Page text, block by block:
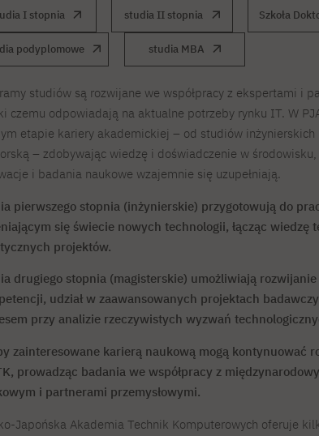
I stopnia studia II stopnia Szkoła
podyplomowe studia MBA
studiów są rozwijane we współpracy z ekspertami i
czemu odpowiadają na aktualne potrzeby rynku IT. W
etapie kariery akademickiej – od studiów inżynierskich
– zdobywając wiedzę i doświadczenie w
i badania naukowe wzajemnie się uzupełniają.
pierwszego stopnia (inżynierskie) przygotowują do
się świecie nowych technologii, łącząc wiedzę
projektów.
drugiego stopnia (magisterskie) umożliwiają
udział w zaawansowanych projektach
przy analizie rzeczywistych wyzwań
zainteresowane karierą naukową mogą kontynuować
prowadząc badania we współpracy z
i partnerami przemysłowymi.
Japońska Akademia Technik Komputerowych oferuje